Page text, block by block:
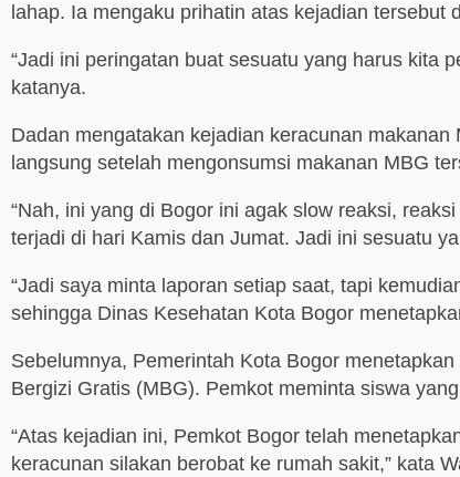
lahap. Ia mengaku prihatin atas kejadian tersebut
“Jadi ini peringatan buat sesuatu yang harus kita
katanya.
Dadan mengatakan kejadian keracunan
langsung setelah mengonsumsi makanan MBG
“Nah, ini yang di Bogor ini agak slow reaksi,
terjadi di hari Kamis dan Jumat. Jadi ini sesuatu
“Jadi saya minta laporan setiap saat, tapi
sehingga Dinas Kesehatan Kota Bogor
Sebelumnya, Pemerintah Kota Bogor
Bergizi Gratis (MBG). Pemkot meminta siswa
“Atas kejadian ini, Pemkot Bogor telah
keracunan silakan berobat ke rumah sakit,” kata